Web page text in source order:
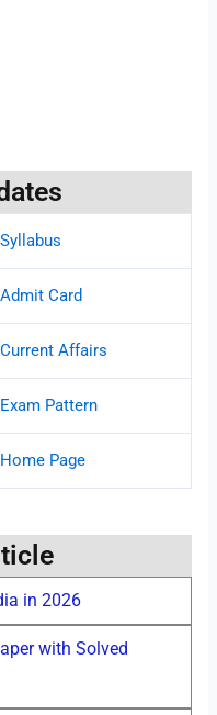
Syllabus
Admit Card
Current Affairs
Exam Pattern
Home Page
in 2026
with Solved